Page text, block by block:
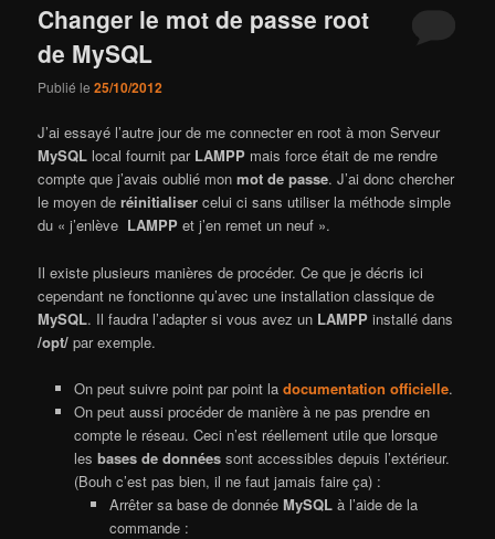
Changer le mot de passe root
de MySQL
Publié le25/10/2012
J’ai essayé l’autre jour de me connecter en root à mon Serveur
MySQL local fournit par LAMPP mais force était de me rendre
compte que j’avais oublié monmot de passe. J’ai donc chercher
le moyen deréinitialiser celui ci sans utiliser la méthode simple
du « j’enlève LAMPP et j’en remet un neuf ».
Il existe plusieurs manières de procéder. Ce que je décris ici
cependant ne fonctionne qu’avec une installation classique de
MySQL. Il faudra l’adapter si vous avez un LAMPP installé dans
/opt/ par exemple.
On peut suivre point par point la documentation officielle.
On peut aussi procéder de manière à ne pas prendre en
compte le réseau. Ceci n’est réellement utile que lorsque
les bases de données sont accessibles depuis l’extérieur.
(Bouh c’est pas bien, il ne faut jamais faire ça) :
Arrêter sa base de donnéeMySQLà l’aide de la
commande :